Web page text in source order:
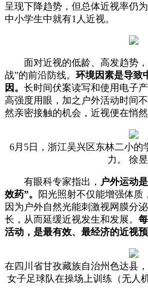
呈现下降趋势，但总体近视率仍
中小学生中就有1人近视。
面对近视的低龄、高发趋势，
战”的前沿防线。 环境因素是导致
因。 长时间伏案读写和使用电子
高强度用眼，加之户外活动时间
然亲密接触的机会，近视便在悄然
6月5日，浙江吴兴区东林二小
力。 徐
有眼科专家指出， 户外运动
效药”。
阳光照射不仅能增强体质
因为户外自然光能刺激视网膜分
长，从而延缓近视发生和发展。
活动，是最有效、最经济的近视预
在四川省甘孜藏族自治州色达县
女子足球队在操场上训练（无人